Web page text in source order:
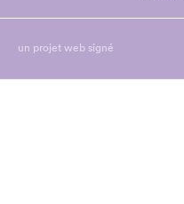
un projet web signé